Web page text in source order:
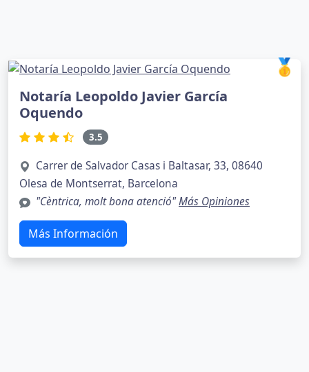
🥇
Notaría Leopoldo Javier García
Oquendo
3.5
Carrer de Salvador Casas i Baltasar, 33, 08640
Olesa de Montserrat, Barcelona
"Cèntrica, molt bona atenció"Más Opiniones
Más Información